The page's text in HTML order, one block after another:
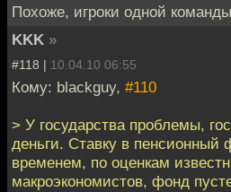
Похоже, игроки одной
KKK »
#118 | 10.04.10 06:55
Кому: blackguy, #110
> У государства проблемы,
деньги. Ставку в
временем, по оценкам
макроэкономистов, фонд